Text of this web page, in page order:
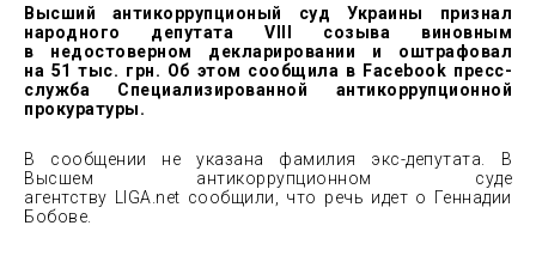
Высший антикоррупционый суд Украины признал
народного депутата VIII созыва виновным
в недостоверном декларировании и оштрафовал
на 51 тыс. грн. Об этом сообщила в Facebook пресс-
служба Специализированной антикоррупционной
прокуратуры.
В сообщении не указана фамилия экс-депутата. В
Высшем антикоррупционном суде
агентству LIGA.net сообщили, что речь идет о Геннадии
Бобове.